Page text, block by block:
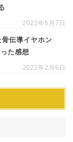
2022年5月7日
伝導イヤホン
た感想
2022年2月6日